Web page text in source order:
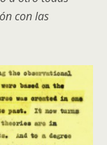
con las